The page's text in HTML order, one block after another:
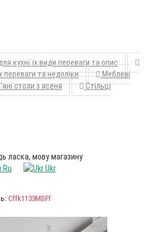
кухні їх види переваги та опис
та недоліки
Меблеві
столи з ясеня
Стільці
ласка, мову магазину
Ru
Ukr
Cffk1133MDFf